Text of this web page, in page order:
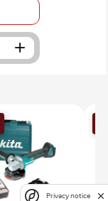
Privacy notice